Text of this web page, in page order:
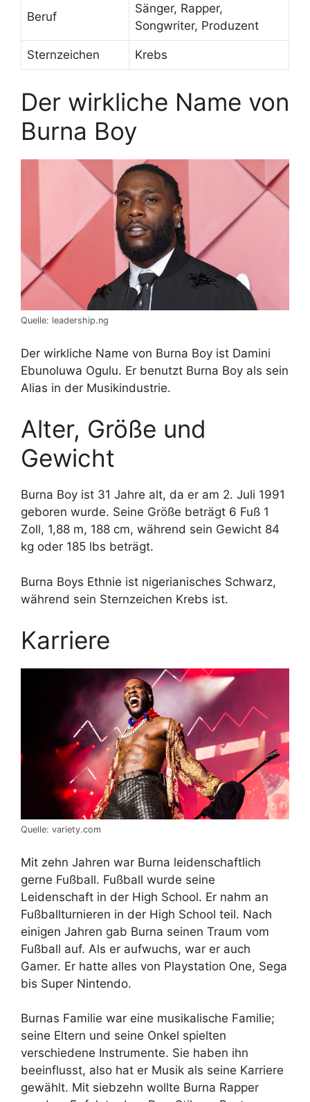
Beruf
Sänger, Rapper,
Songwriter, Produzent
Sternzeichen Krebs
Der wirkliche Name von
Burna Boy
Quelle: leadership.ng
Der wirkliche Name von Burna Boy ist Damini
Ebunoluwa Ogulu. Er benutzt Burna Boy als sein
Alias in der Musikindustrie.
Alter, Größe und
Gewicht
Burna Boy ist 31 Jahre alt, da er am 2. Juli 1991
geboren wurde. Seine Größe beträgt 6 Fuß 1
Zoll, 1,88 m, 188 cm, während sein Gewicht 84
kg oder 185 lbs beträgt.
Burna Boys Ethnie ist nigerianisches Schwarz,
während sein Sternzeichen Krebs ist.
Karriere
Quelle: variety.com
Mit zehn Jahren war Burna leidenschaftlich
gerne Fußball. Fußball wurde seine
Leidenschaft in der High School. Er nahm an
Fußballturnieren in der High School teil. Nach
einigen Jahren gab Burna seinen Traum vom
Fußball auf. Als er aufwuchs, war er auch
Gamer. Er hatte alles von Playstation One, Sega
bis Super Nintendo.
Burnas Familie war eine musikalische Familie;
seine Eltern und seine Onkel spielten
verschiedene Instrumente. Sie haben ihn
beeinflusst, also hat er Musik als seine Karriere
gewählt. Mit siebzehn wollte Burna Rapper